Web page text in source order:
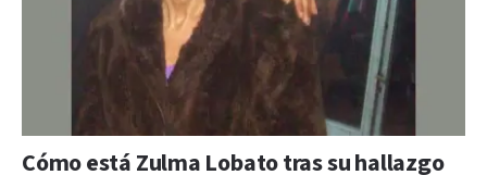
Cómo está Zulma Lobato tras su hallazgo